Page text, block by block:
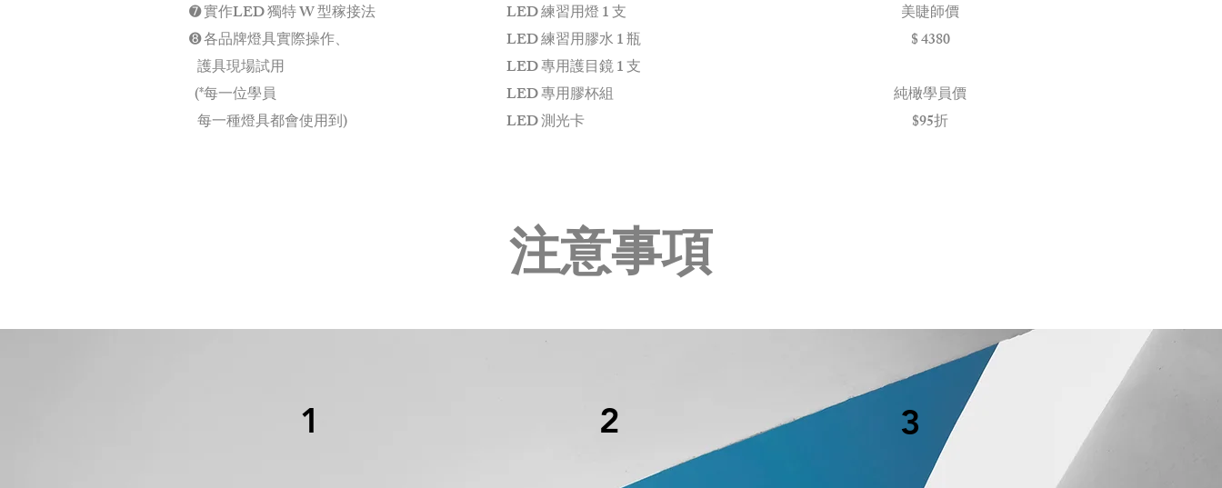
➐ 實作LED 獨特 W 型稼接法
➑ 各品牌燈具實際操作、
護具現場試用
(*每一位學員
每一種燈具都會使用到)
LED 練習用燈 1 支
LED 練習用膠水 1 瓶
LED 專用護目鏡 1 支
LED 專用膠杯組
LED 測光卡
美睫師價
$ 4380
純橄學員價
$95折
注意事項
1 2 3